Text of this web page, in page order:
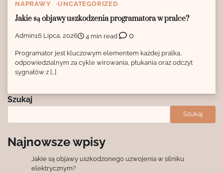
NAPRAWY UNCATEGORIZED
Jakie są objawy uszkodzenia programatora w pralce?
Admin16 Lipca, 2026 4 min read 0
Programator jest kluczowym elementem każdej pralka,
odpowiedzialnym za cykle wirowania, płukania oraz odczyt
sygnałów z […]
Szukaj
Szukaj
Najnowsze wpisy
Jakie są objawy uszkodzonego uzwojenia w silniku
elektrycznym?